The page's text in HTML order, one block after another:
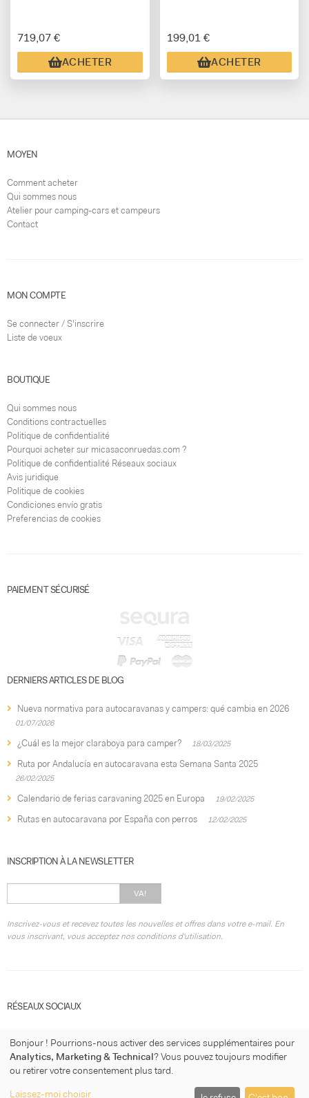
719,07 €
ACHETER
199,01 €
ACHETER
MOYEN
Comment acheter
Qui sommes nous
Atelier pour camping-cars et campeurs
Contact
MON COMPTE
Se connecter / S'inscrire
Liste de voeux
BOUTIQUE
Qui sommes nous
Conditions contractuelles
Politique de confidentialité
Pourquoi acheter sur micasaconruedas.com ?
Politique de confidentialité Réseaux sociaux
Avis juridique
Politique de cookies
Condiciones envío gratis
Preferencias de cookies
PAIEMENT SÉCURISÉ
DERNIERS ARTICLES DE BLOG
Nueva normativa para autocaravanas y campers: qué cambia en 2026
01/07/2026
¿Cuál es la mejor claraboya para camper? 18/03/2025
Ruta por Andalucía en autocaravana esta Semana Santa 2025
26/02/2025
Calendario de ferias caravaning 2025 en Europa 19/02/2025
Rutas en autocaravana por España con perros 12/02/2025
INSCRIPTION À LA NEWSLETTER
VA!
Inscrivez-vous et recevez toutes les nouvelles et offres dans votre e-mail. En
vous inscrivant, vous acceptez nos conditions d'utilisation.
RÉSEAUX SOCIAUX
© 2026micasaconruedas.com Condition d'utilisation Politique de
Bonjour ! Pourrions-nous activer des services supplémentaires pour
Analytics, Marketing & Technical? Vous pouvez toujours modifier
ou retirer votre consentement plus tard.
Laissez-moi choisir